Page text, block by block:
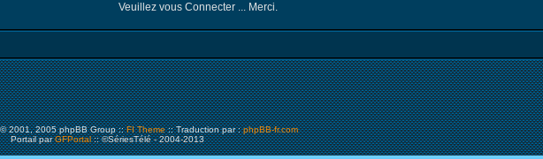
Veuillez vous Connecter ... Merci.
2001, 2005 phpBB Group ::FI Theme :: Traduction par :phpBB-fr.com
Portail parGFPortal:: ©SériesTélé - 2004-2013